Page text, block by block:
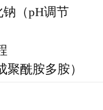
（pH调节
聚酰胺多胺）
DETA）与己